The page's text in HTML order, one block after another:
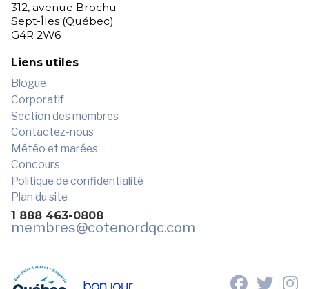
312, avenue Brochu
Sept-Îles (Québec)
G4R 2W6
Liens utiles
Blogue
Corporatif
Section des membres
Contactez-nous
Météo et marées
Concours
Politique de confidentialité
Plan du site
1 888 463-0808
membres@cotenordqc.com